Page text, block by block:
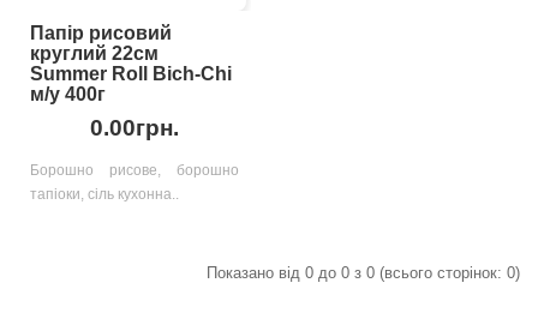
Папір рисовий
круглий 22см
Summer Roll Bich-Chi
м/у 400г
0.00грн.
Борошно рисове, борошно
тапіоки, сіль кухонна..
Показано від 0 до 0 з 0 (всього сторінок: 0)